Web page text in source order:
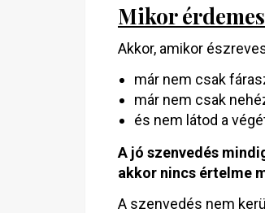
Mikor
Akkor, amikor
már nem csak
már nem csak
és nem látod a
A jó szenvedés
akkor nincs értelme
A szenvedés nem